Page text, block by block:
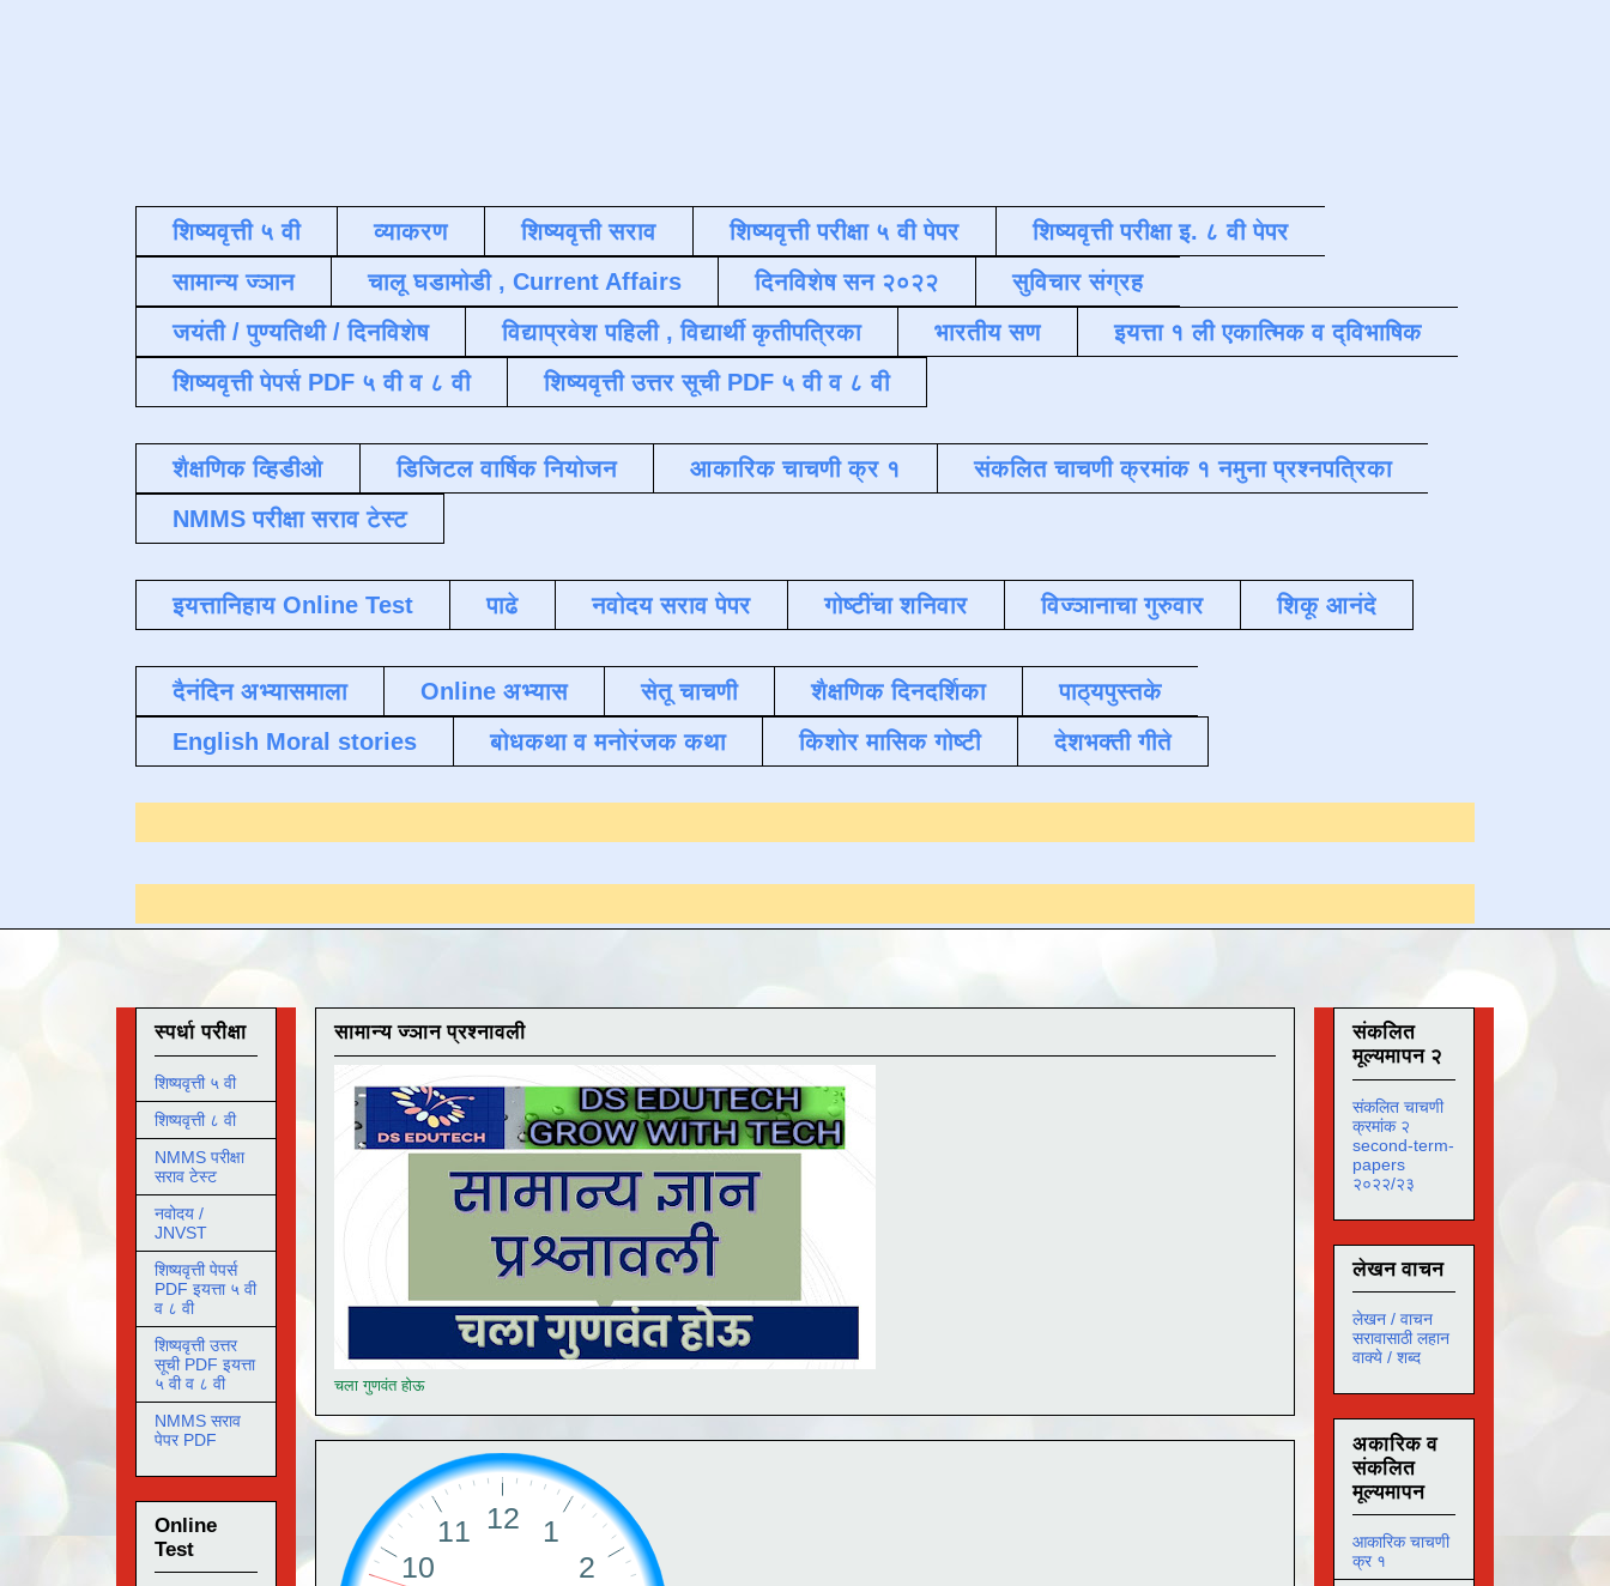
शिष्यवृत्ती ५ वी व्याकरण शिष्यवृत्ती सराव शिष्यवृत्ती परीक्षा ५ वी पेपर
शिष्यवृत्ती परीक्षा इ. ८ वी पेपर
सामान्य ज्ञान
चालू घडामोडी , Current Affairs दिनविशेष सन २०२२
सुविचार संग्रह
जयंती / पुण्यतिथी / दिनविशेष
विद्याप्रवेश पहिली , विद्यार्थी कृतीपत्रिका भारतीय सण
इयत्ता १ ली एकात्मिक व द्विभाषिक
शिष्यवृत्ती पेपर्स PDF ५ वी व ८ वी
शिष्यवृत्ती उत्तर सूची PDF ५ वी व ८ वी
शैक्षणिक व्हिडीओ डिजिटल वार्षिक नियोजन आकारिक चाचणी क्र १
संकलित चाचणी क्रमांक १ नमुना प्रश्नपत्रिका
NMMS परीक्षा सराव टेस्ट
इयत्तानिहाय Online Test पाढे नवोदय सराव पेपर गोष्टींचा शनिवार विज्ञानाचा गुरुवार शिकू आनंदे
दैनंदिन अभ्यासमाला Online अभ्यास सेतू चाचणी शैक्षणिक दिनदर्शिका
पाठ्यपुस्तके
English Moral stories
बोधकथा व मनोरंजक कथा किशोर मासिक गोष्टी देशभक्ती गीते
सामान्य ज्ञान प्रश्नावली
चला गुणवंत होऊ
स्पर्धा परीक्षा
शिष्यवृत्ती ५ वी
शिष्यवृत्ती ८ वी
NMMS परीक्षा
सराव टेस्ट
नवोदय /
JNVST
शिष्यवृत्ती पेपर्स
PDF इयत्ता ५ वी
व ८ वी
शिष्यवृत्ती उत्तर
सूची PDF इयत्ता
५ वी व ८ वी
NMMS सराव
पेपर PDF
Online
Test
संकलित
मूल्यमापन २
संकलित चाचणी
क्रमांक २
second-term-
papers
२०२२/२३
लेखन वाचन
लेखन / वाचन
सरावासाठी लहान
वाक्ये / शब्द
अकारिक व
संकलित
मूल्यमापन
आकारिक चाचणी
क्र १